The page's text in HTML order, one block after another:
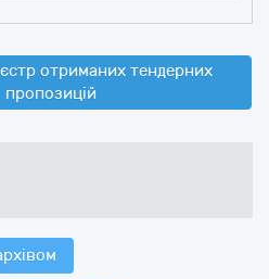
отриманих тендерних
пропозицій